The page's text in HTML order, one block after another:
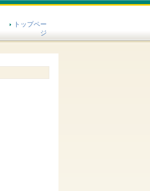
トップペー
ジ